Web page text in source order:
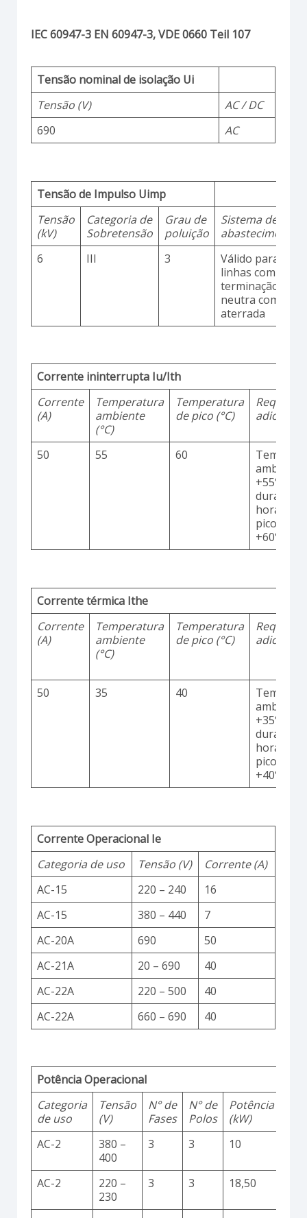
IEC 60947-3 EN 60947-3, VDE 0660 Teil 107
Tensão nominal de isolação Ui
Tensão (V)
AC / DC
690
AC
Tensão de Impulso Uimp
Tensão
(kV)
Categoria de
Sobretensão
Grau de
poluição
Sistema de
abastecimento
6
III 3
Válido para
linhas com
terminação
neutra comum
aterrada
Corrente ininterrupta Iu/Ith
Corrente
(A)
Temperatura
ambiente
(°C)
Temperatura
de pico (°C)
adicionais
50 55 60
ambiente
+55°C
durante
horas
picos até
+60°C
Corrente térmica Ithe
Corrente
(A)
Temperatura
ambiente
(°C)
Temperatura
de pico (°C)
adicionais
50 35 40
ambiente
+35°C
durante
horas
picos até
+40°C
Corrente Operacional Ie
Categoria de uso
Tensão (V)
Corrente (A)
AC-15
220 – 240
16
AC-15
380 – 440
7
AC-20A
690
50
AC-21A
20 – 690
40
AC-22A
220 – 500
40
AC-22A
660 – 690 40
Potência Operacional
Categoria
de uso
Tensão
(V)
N° de
Fases
N° de
Polos
Potência
(kW)
AC-2
380 –
400
3 3 10
AC-2
220 –
230
3 3 18,50